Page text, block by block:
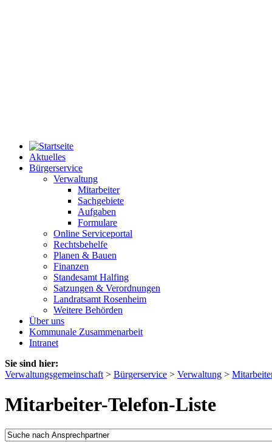
Aktuelles
Bürgerservice
Verwaltung
Mitarbeiter
Sachgebiete
Aufgaben
Formulare
Online Serviceportal
Rechtsbehelfe
Planen & Bauen
Finanzen
Standesamt Halfing
Satzungen & Verordnungen
Landratsamt Rosenheim
Weitere Behörden
Über uns
Kommunale Zusammenarbeit
Intranet
Sie sind hier:
Verwaltungsgemeinschaft > Bürgerservice > Verwaltung >
Mitarbeiter-Telefon-Liste